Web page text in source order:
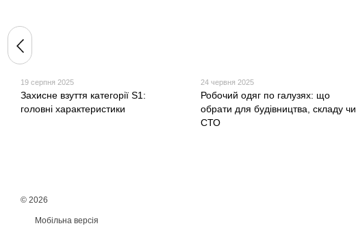
19 серпня 2025
Захисне взуття категорії S1:
головні характеристики
24 червня 2025
Робочий одяг по галузях: що
обрати для будівництва, складу чи
СТО
© 2026
Мобільна версія